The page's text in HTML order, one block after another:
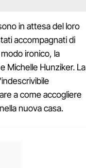
in attesa del loro
accompagnati di
ironico, la
Michelle Hunziker. La
a come accogliere
nuova casa.